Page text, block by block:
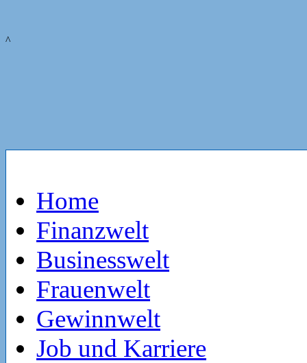
^
Home
Finanzwelt
Businesswelt
Frauenwelt
Gewinnwelt
Job und Karriere